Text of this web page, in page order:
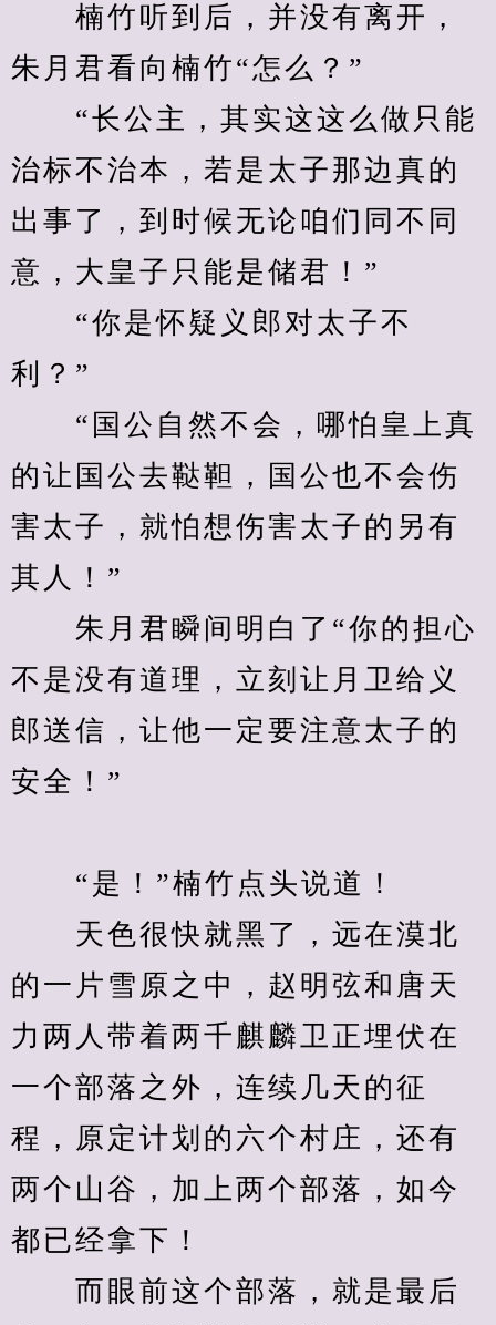
楠竹听到后，并没有离开，
朱月君看向楠竹“怎么？”
“长公主，其实这这么做只能
治标不治本，若是太子那边真的
出事了，到时候无论咱们同不同
意，大皇子只能是储君！”
“你是怀疑义郎对太子不
利？”
“国公自然不会，哪怕皇上真
的让国公去鞑靼，国公也不会伤
害太子，就怕想伤害太子的另有
其人！”
朱月君瞬间明白了“你的担心
不是没有道理，立刻让月卫给义
郎送信，让他一定要注意太子的
安全！”
“是！”楠竹点头说道！
天色很快就黑了，远在漠北
的一片雪原之中，赵明弦和唐天
力两人带着两千麒麟卫正埋伏在
一个部落之外，连续几天的征
程，原定计划的六个村庄，还有
两个山谷，加上两个部落，如今
都已经拿下！
而眼前这个部落，就是最后